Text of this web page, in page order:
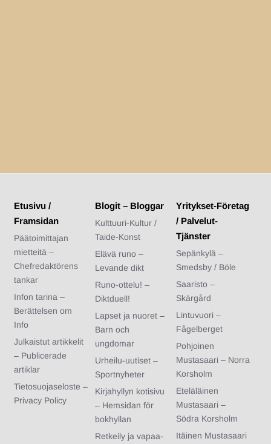
Etusivu /
Framsidan
Päätoimittajan
mietteitä –
Chefredaktörens
tankar
Infon tarina –
Berättelsen om
Info
Julkaistut artikkelit
– Publicerade
artiklar
Tietosuojaseloste –
Privacy Policy
Blogit – Bloggar
Kulttuuri-Kultur /
Taide-Konst
Elävä runo –
Levande dikt
Runo-ottelu! –
Diktduell!
Lapset ja nuoret –
Barn och
ungdomar
Urheilu-uutiset –
Sportnyheter
Kirjahyllyn kotisivu
– Hemsidan för
bokhyllan
Retkeily ja vapaa-
Yritykset-Företag
/ Palvelut-
Tjänster
Sepänkylä –
Smedsby / Böle
Saaristo –
Skärgård
Lintuvuori –
Fågelberget
Pohjoinen
Mustasaari – Norra
Korsholm
Eteläläinen
Mustasaari –
Södra Korsholm
Itäinen Mustasaari